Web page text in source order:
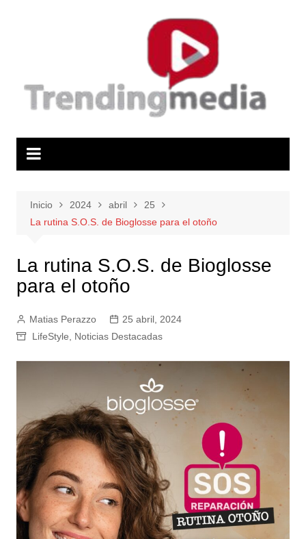
Inicio 2024 abril
25
La rutina S.O.S. de Bioglosse para el otoño
La rutina S.O.S. de Bioglosse
para el otoño
Matias Perazzo
25 abril, 2024
LifeStyle, Noticias Destacadas